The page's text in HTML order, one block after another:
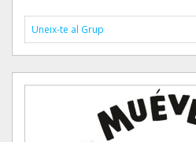
Uneix-te al Grup